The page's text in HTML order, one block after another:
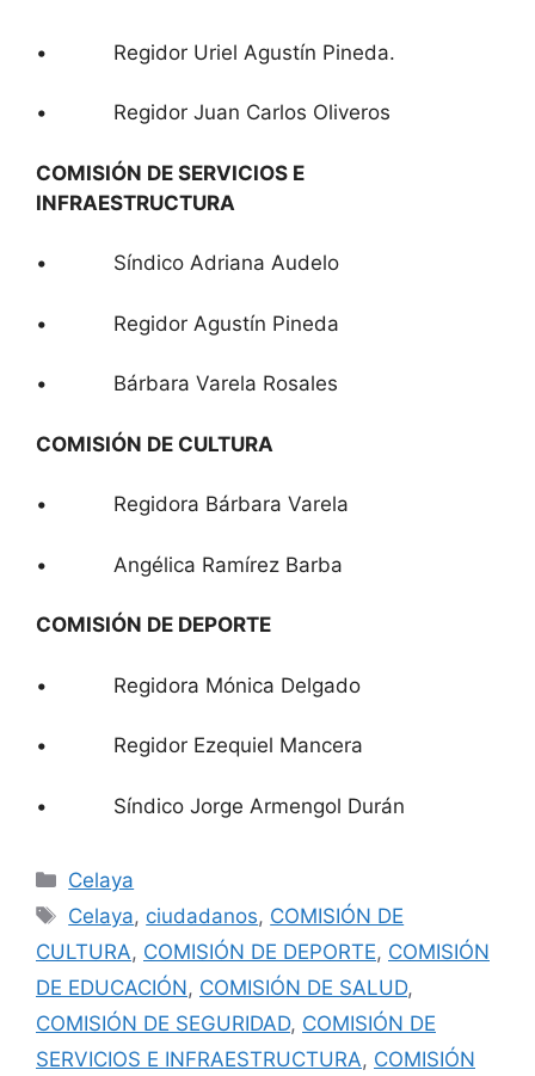
• Regidor Uriel Agustín Pineda.
• Regidor Juan Carlos Oliveros
COMISIÓN DE SERVICIOS E
INFRAESTRUCTURA
• Síndico Adriana Audelo
• Regidor Agustín Pineda
• Bárbara Varela Rosales
COMISIÓN DE CULTURA
• Regidora Bárbara Varela
• Angélica Ramírez Barba
COMISIÓN DE DEPORTE
• Regidora Mónica Delgado
• Regidor Ezequiel Mancera
• Síndico Jorge Armengol Durán
Categorías
Celaya
Etiquetas
Celaya, ciudadanos, COMISIÓN DE
CULTURA, COMISIÓN DE DEPORTE, COMISIÓN
DE EDUCACIÓN, COMISIÓN DE SALUD,
COMISIÓN DE SEGURIDAD, COMISIÓN DE
SERVICIOS E INFRAESTRUCTURA, COMISIÓN